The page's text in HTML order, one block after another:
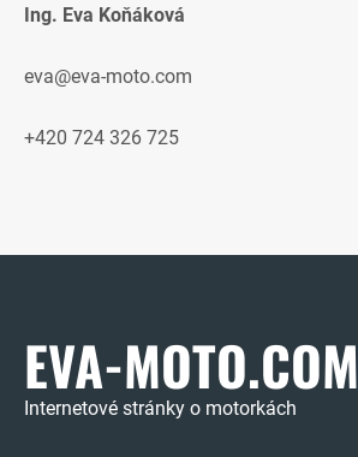
Ing. Eva Koňáková
eva@eva-moto.com
+420 724 326 725
EVA-MOTO.COM
Internetové stránky o motorkách